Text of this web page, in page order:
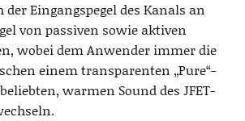
Eingangspegel des Kanals an
von passiven sowie aktiven
wobei dem Anwender immer die
einem transparenten „Pure“-
warmen Sound des JFET-